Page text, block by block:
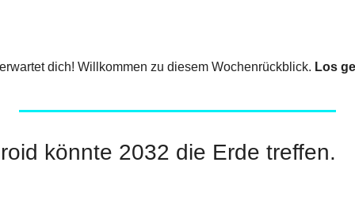
dich! Willkommen zu diesem Wochenrückblick. Los
könnte 2032 die Erde treffen.